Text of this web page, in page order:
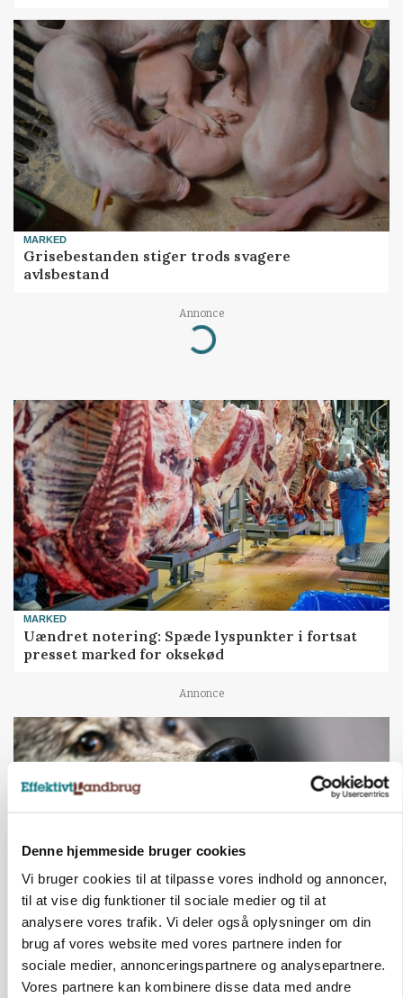
Denne hjemmeside bruger cookies
Vi bruger cookies til at tilpasse vores indhold og annoncer,
til at vise dig funktioner til sociale medier og til at
analysere vores trafik. Vi deler også oplysninger om din
brug af vores website med vores partnere inden for
sociale medier, annonceringspartnere og analysepartnere.
Vores partnere kan kombinere disse data med andre
MARKED
Grisebestanden stiger trods svagere
avlsbestand
Annonce
Loading...
MARKED
Uændret notering: Spæde lyspunkter i fortsat
presset marked for oksekød
Annonce
ULVE
Landmand vågnede ved lyden af skrigende kvier:
Ulven stod på foderbordet